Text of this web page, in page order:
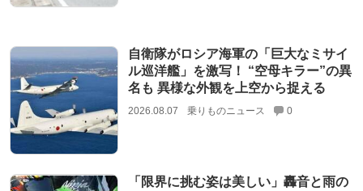
自衛隊がロシア海軍の「巨大なミサイ
ル巡洋艦」を激写！ “空母キラー”の異
名も 異様な外観を上空から捉える
2026.08.07 乗りものニュース 0
「限界に挑む姿は美しい」轟音と雨の